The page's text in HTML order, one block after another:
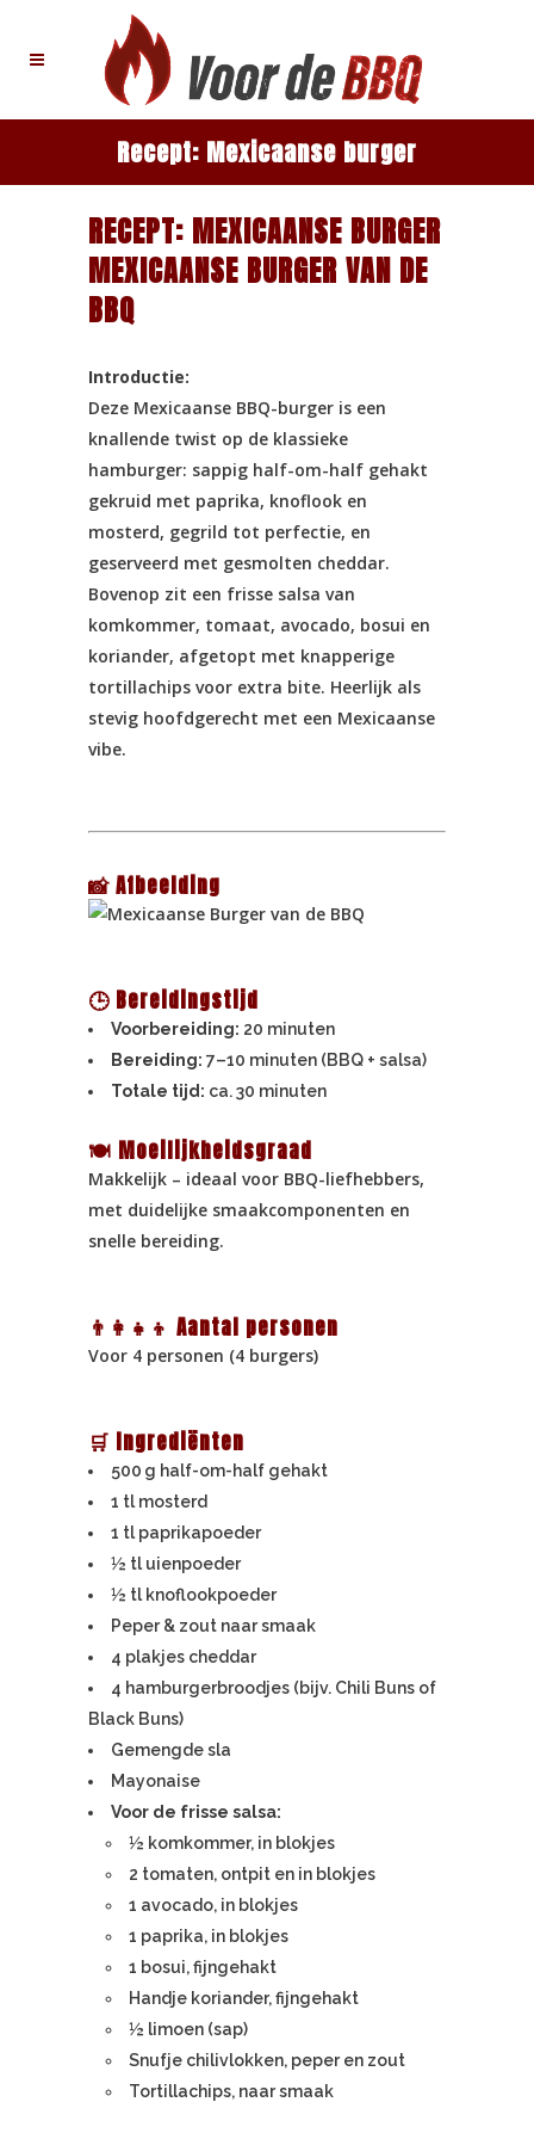
Recept: Mexicaanse burger
RECEPT: MEXICAANSE BURGER
MEXICAANSE BURGER VAN DE
BBQ
Introductie:
Deze Mexicaanse BBQ-burger is een
knallende twist op de klassieke
hamburger: sappig half-om-half gehakt
gekruid met paprika, knoflook en
mosterd, gegrild tot perfectie, en
geserveerd met gesmolten cheddar.
Bovenop zit een frisse salsa van
komkommer, tomaat, avocado, bosui en
koriander, afgetopt met knapperige
tortillachips voor extra bite. Heerlijk als
stevig hoofdgerecht met een Mexicaanse
vibe.
📸 Afbeelding
🕒 Bereidingstijd
Voorbereiding: 20 minuten
Bereiding: 7–10 minuten (BBQ + salsa)
Totale tijd: ca. 30 minuten
🍽 Moeilijkheidsgraad
Makkelijk – ideaal voor BBQ-liefhebbers,
met duidelijke smaakcomponenten en
snelle bereiding.
👨‍👩‍👧‍👦 Aantal personen
Voor 4 personen (4 burgers)
🛒 Ingrediënten
500 g half-om-half gehakt
1 tl mosterd
1 tl paprikapoeder
½ tl uienpoeder
½ tl knoflookpoeder
Peper & zout naar smaak
4 plakjes cheddar
4 hamburgerbroodjes (bijv. Chili Buns of
Black Buns)
Gemengde sla
Mayonaise
Voor de frisse salsa:
½ komkommer, in blokjes
2 tomaten, ontpit en in blokjes
1 avocado, in blokjes
1 paprika, in blokjes
1 bosui, fijngehakt
Handje koriander, fijngehakt
½ limoen (sap)
Snufje chilivlokken, peper en zout
Tortillachips, naar smaak